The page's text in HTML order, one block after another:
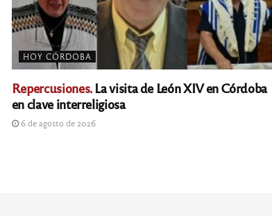
HOY CÓRDOBA
Repercusiones.La visita de León XIV en Córdoba
en clave interreligiosa
6 de agosto de 2026